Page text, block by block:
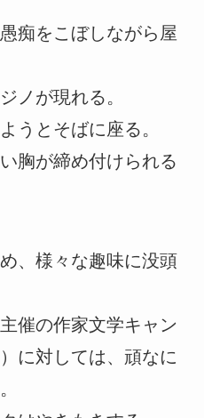
痴をこぼしながら屋
ノが現れる。
うとそばに座る。
胸が締め付けられる
、様々な趣味に没頭
催の作家文学キャン
に対しては、頑なに